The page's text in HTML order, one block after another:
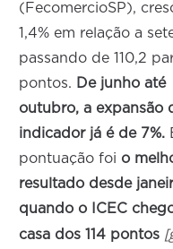
(FecomercioSP),
1,4% em relação a
passando de 110,2
pontos. De junho até
outubro, a expansão
indicador já é de 7%.
pontuação foi o
resultado desde
quando o ICEC
casa dos 114 pontos